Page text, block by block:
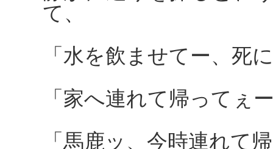
て、
「水を飲ませてー、死
「家へ連れて帰ってぇ
「馬鹿ッ、今時連れて